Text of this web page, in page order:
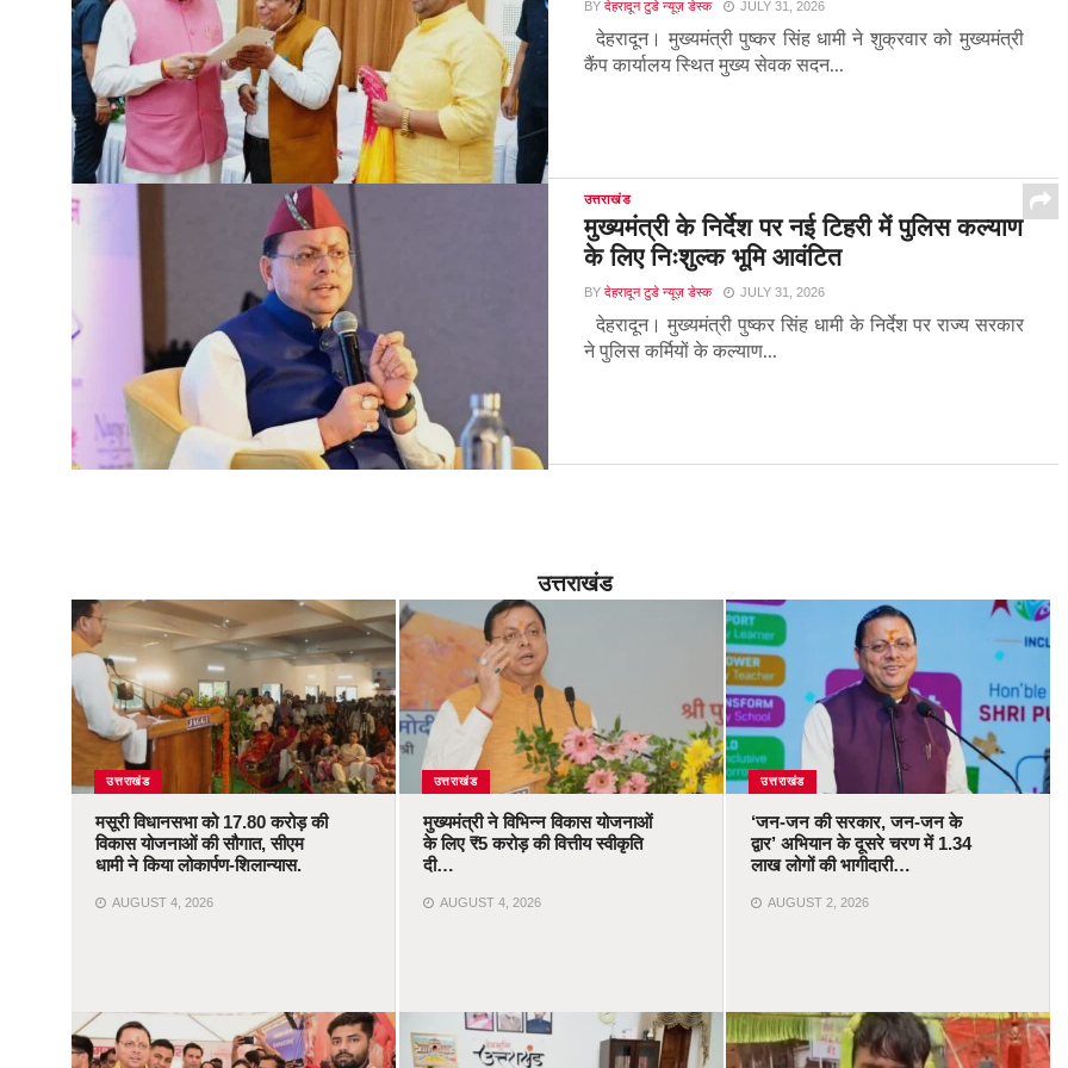
BY देहरादून टुडे न्यूज़ डेस्क JULY 31, 2026
देहरादून। मुख्यमंत्री पुष्कर सिंह धामी ने शुक्रवार को मुख्यमंत्री
कैंप कार्यालय स्थित मुख्य सेवक सदन...
उत्तराखंड
मुख्यमंत्री के निर्देश पर नई टिहरी में पुलिस कल्याण
के लिए निःशुल्क भूमि आवंटित
BY देहरादून टुडे न्यूज़ डेस्क JULY 31, 2026
देहरादून। मुख्यमंत्री पुष्कर सिंह धामी के निर्देश पर राज्य सरकार
ने पुलिस कर्मियों के कल्याण...
उत्तराखंड
उत्तराखंड
मसूरी विधानसभा को 17.80 करोड़ की
विकास योजनाओं की सौगात, सीएम
धामी ने किया लोकार्पण-शिलान्यास.
AUGUST 4, 2026
उत्तराखंड
मुख्यमंत्री ने विभिन्न विकास योजनाओं
के लिए ₹5 करोड़ की वित्तीय स्वीकृति
दी…
AUGUST 4, 2026
उत्तराखंड
‘जन-जन की सरकार, जन-जन के
द्वार’ अभियान के दूसरे चरण में 1.34
लाख लोगों की भागीदारी…
AUGUST 2, 2026